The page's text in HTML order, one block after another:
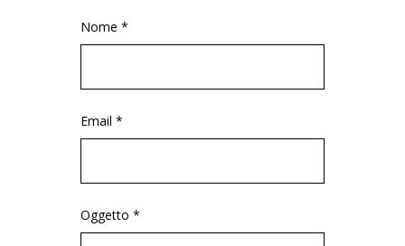
Nome *
Email *
Oggetto *